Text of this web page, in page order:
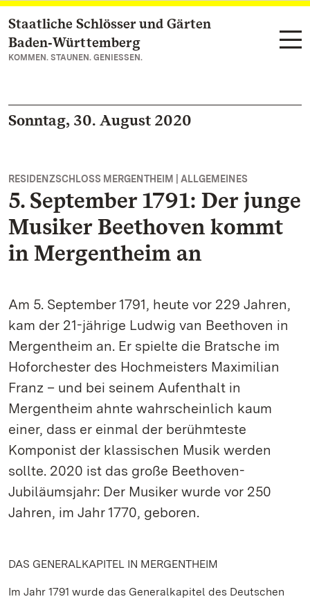
Zum Hauptinhalt springen
Staatliche Schlösser und Gärten
Baden‑Württemberg
KOMMEN. STAUNEN. GENIESSEN.
Sonntag, 30. August 2020
RESIDENZSCHLOSS MERGENTHEIM | ALLGEMEINES
5. September 1791: Der junge
Musiker Beethoven kommt
in Mergentheim an
Am 5. September 1791, heute vor 229 Jahren,
kam der 21-jährige Ludwig van Beethoven in
Mergentheim an. Er spielte die Bratsche im
Hoforchester des Hochmeisters Maximilian
Franz – und bei seinem Aufenthalt in
Mergentheim ahnte wahrscheinlich kaum
einer, dass er einmal der berühmteste
Komponist der klassischen Musik werden
sollte. 2020 ist das große Beethoven-
Jubiläumsjahr: Der Musiker wurde vor 250
Jahren, im Jahr 1770, geboren.
DAS GENERALKAPITEL IN MERGENTHEIM
Im Jahr 1791 wurde das Generalkapitel des Deutschen